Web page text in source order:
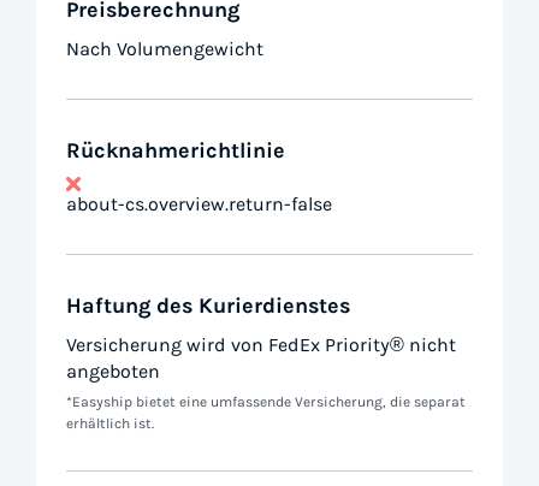
Preisberechnung
Nach Volumengewicht
Rücknahmerichtlinie
about-cs.overview.return-false
Haftung des Kurierdienstes
Versicherung wird von FedEx Priority® nicht
angeboten
*Easyship bietet eine umfassende Versicherung, die separat
erhältlich ist.